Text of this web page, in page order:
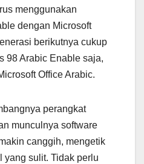
menggunakan
dengan Microsoft
berikutnya cukup
98 Arabic Enable saja,
Office Arabic.
perangkat
munculnya software
canggih, mengetik
yang sulit. Tidak perlu